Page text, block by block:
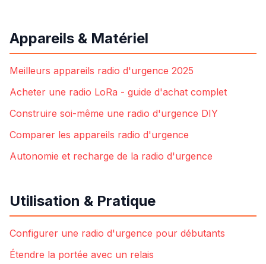
Appareils & Matériel
Meilleurs appareils radio d'urgence 2025
Acheter une radio LoRa - guide d'achat complet
Construire soi-même une radio d'urgence DIY
Comparer les appareils radio d'urgence
Autonomie et recharge de la radio d'urgence
Utilisation & Pratique
Configurer une radio d'urgence pour débutants
Étendre la portée avec un relais